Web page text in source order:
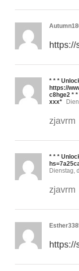
https://
* * *
https://
c8hge2 *
ххх*
zjavrm
* * *
Dienstag,
zjavrm
https://